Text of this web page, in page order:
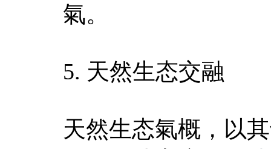
氣。
5. 天然生态交融
天然生态氣概，以